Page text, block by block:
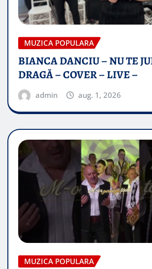
MUZICA POPULARA
BIANCA DANCIU – NU TE
DRAGĂ – COVER – LIVE –
admin aug. 1, 2026
MUZICA POPULARA